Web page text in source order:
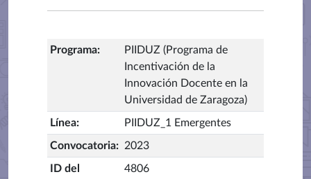
Programa:
PIIDUZ (Programa de
Incentivación de la
Innovación Docente en la
Universidad de Zaragoza)
Línea: PIIDUZ_1 Emergentes
Convocatoria: 2023
ID del
4806